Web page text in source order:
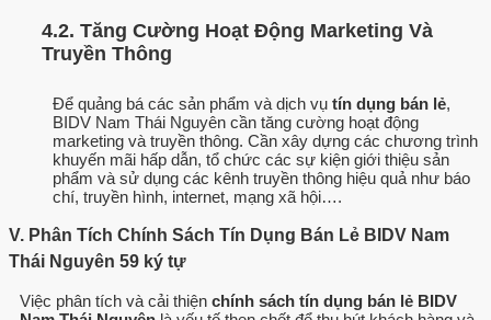
4.2. Tăng Cường Hoạt Động Marketing Và
Truyền Thông
Để quảng bá các sản phẩm và dịch vụ tín dụng bán lẻ,
BIDV Nam Thái Nguyên cần tăng cường hoạt động
marketing và truyền thông. Cần xây dựng các chương trình
khuyến mãi hấp dẫn, tổ chức các sự kiện giới thiệu sản
phẩm và sử dụng các kênh truyền thông hiệu quả như báo
chí, truyền hình, internet, mạng xã hội….
V. Phân Tích Chính Sách Tín Dụng Bán Lẻ BIDV Nam
Thái Nguyên 59 ký tự
Việc phân tích và cải thiện chính sách tín dụng bán lẻ BIDV